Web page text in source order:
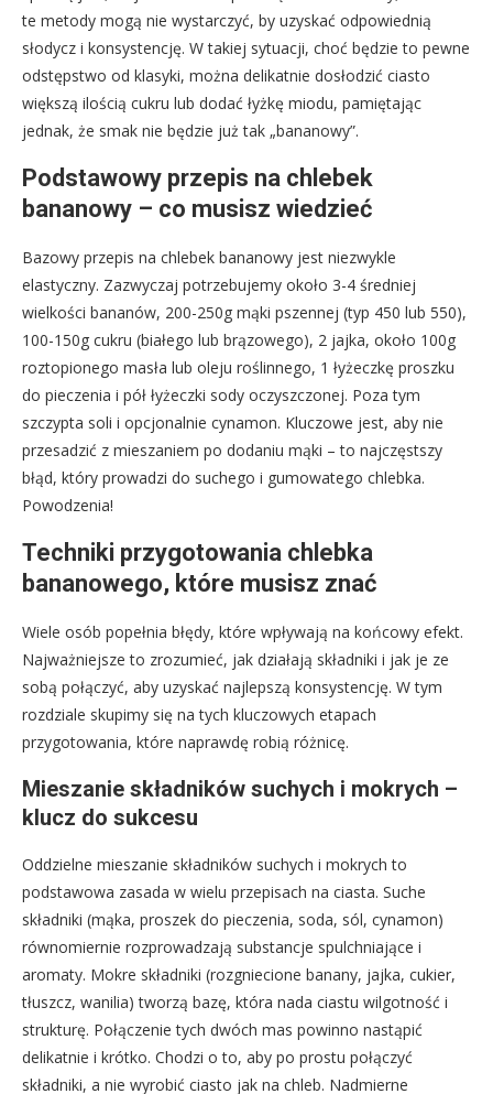
te metody mogą nie wystarczyć, by uzyskać odpowiednią
słodycz i konsystencję. W takiej sytuacji, choć będzie to pewne
odstępstwo od klasyki, można delikatnie dosłodzić ciasto
większą ilością cukru lub dodać łyżkę miodu, pamiętając
jednak, że smak nie będzie już tak „bananowy”.
Podstawowy przepis na chlebek
bananowy – co musisz wiedzieć
Bazowy przepis na chlebek bananowy jest niezwykle
elastyczny. Zazwyczaj potrzebujemy około 3-4 średniej
wielkości bananów, 200-250g mąki pszennej (typ 450 lub 550),
100-150g cukru (białego lub brązowego), 2 jajka, około 100g
roztopionego masła lub oleju roślinnego, 1 łyżeczkę proszku
do pieczenia i pół łyżeczki sody oczyszczonej. Poza tym
szczypta soli i opcjonalnie cynamon. Kluczowe jest, aby nie
przesadzić z mieszaniem po dodaniu mąki – to najczęstszy
błąd, który prowadzi do suchego i gumowatego chlebka.
Powodzenia!
Techniki przygotowania chlebka
bananowego, które musisz znać
Wiele osób popełnia błędy, które wpływają na końcowy efekt.
Najważniejsze to zrozumieć, jak działają składniki i jak je ze
sobą połączyć, aby uzyskać najlepszą konsystencję. W tym
rozdziale skupimy się na tych kluczowych etapach
przygotowania, które naprawdę robią różnicę.
Mieszanie składników suchych i mokrych –
klucz do sukcesu
Oddzielne mieszanie składników suchych i mokrych to
podstawowa zasada w wielu przepisach na ciasta. Suche
składniki (mąka, proszek do pieczenia, soda, sól, cynamon)
równomiernie rozprowadzają substancje spulchniające i
aromaty. Mokre składniki (rozgniecione banany, jajka, cukier,
tłuszcz, wanilia) tworzą bazę, która nada ciastu wilgotność i
strukturę. Połączenie tych dwóch mas powinno nastąpić
delikatnie i krótko. Chodzi o to, aby po prostu połączyć
składniki, a nie wyrobić ciasto jak na chleb. Nadmierne